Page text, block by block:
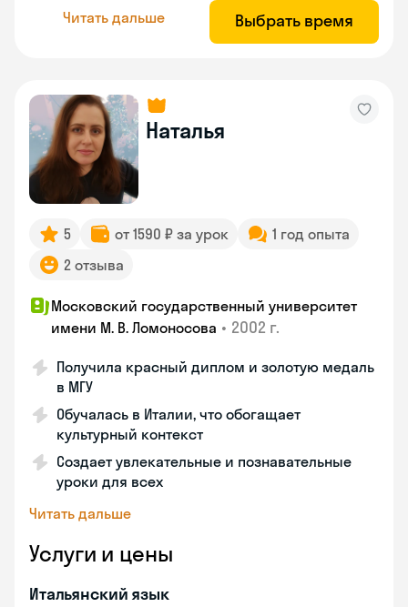
Читать дальше Выбрать время
Наталья
5 от 1590 ₽ за урок
1 год опыта
2 отзыва
Московский государственный университет
имени М. В. Ломоносова • 2002 г.
Получила красный диплом и золотую медаль
в МГУ
Обучалась в Италии, что обогащает
культурный контекст
Создает увлекательные и познавательные
уроки для всех
Читать дальше
Услуги и цены
Итальянский язык